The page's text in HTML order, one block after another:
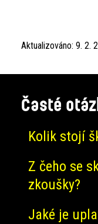
Aktualizováno: 9. 2.
Časté
Kolik stojí
Z čeho se
zkoušky?
Jaké je